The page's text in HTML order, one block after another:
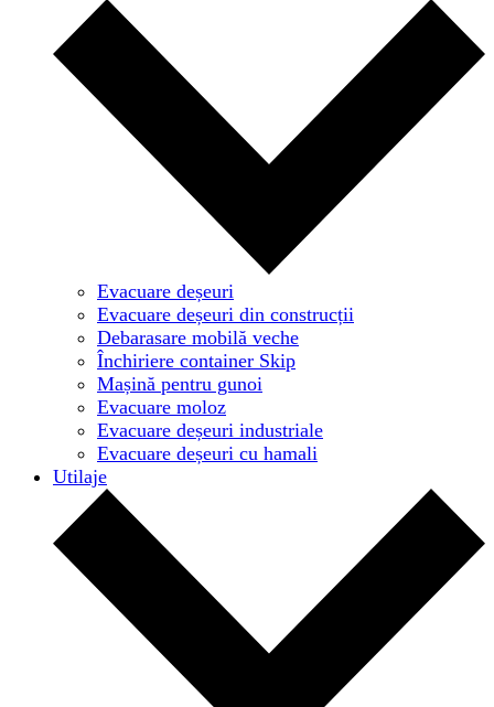
Evacuare deșeuri
Evacuare deșeuri din construcții
Debarasare mobilă veche
Închiriere container Skip
Mașină pentru gunoi
Evacuare moloz
Evacuare deșeuri industriale
Evacuare deșeuri cu hamali
Utilaje